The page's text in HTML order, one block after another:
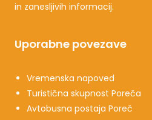
in zanesljivih informacij.
Uporabne povezave
Vremenska napoved
Turistična skupnost Poreča
Avtobusna postaja Poreč